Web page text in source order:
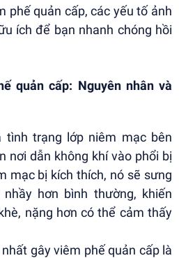
phế quản cấp, các yếu tố ảnh
ích để bạn nhanh chóng hồi
quản cấp: Nguyên nhân và
tình trạng lớp niêm mạc bên
nơi dẫn không khí vào phổi bị
mạc bị kích thích, nó sẽ sưng
hơn bình thường, khiến
nặng hơn có thể cảm thấy
gây viêm phế quản cấp là